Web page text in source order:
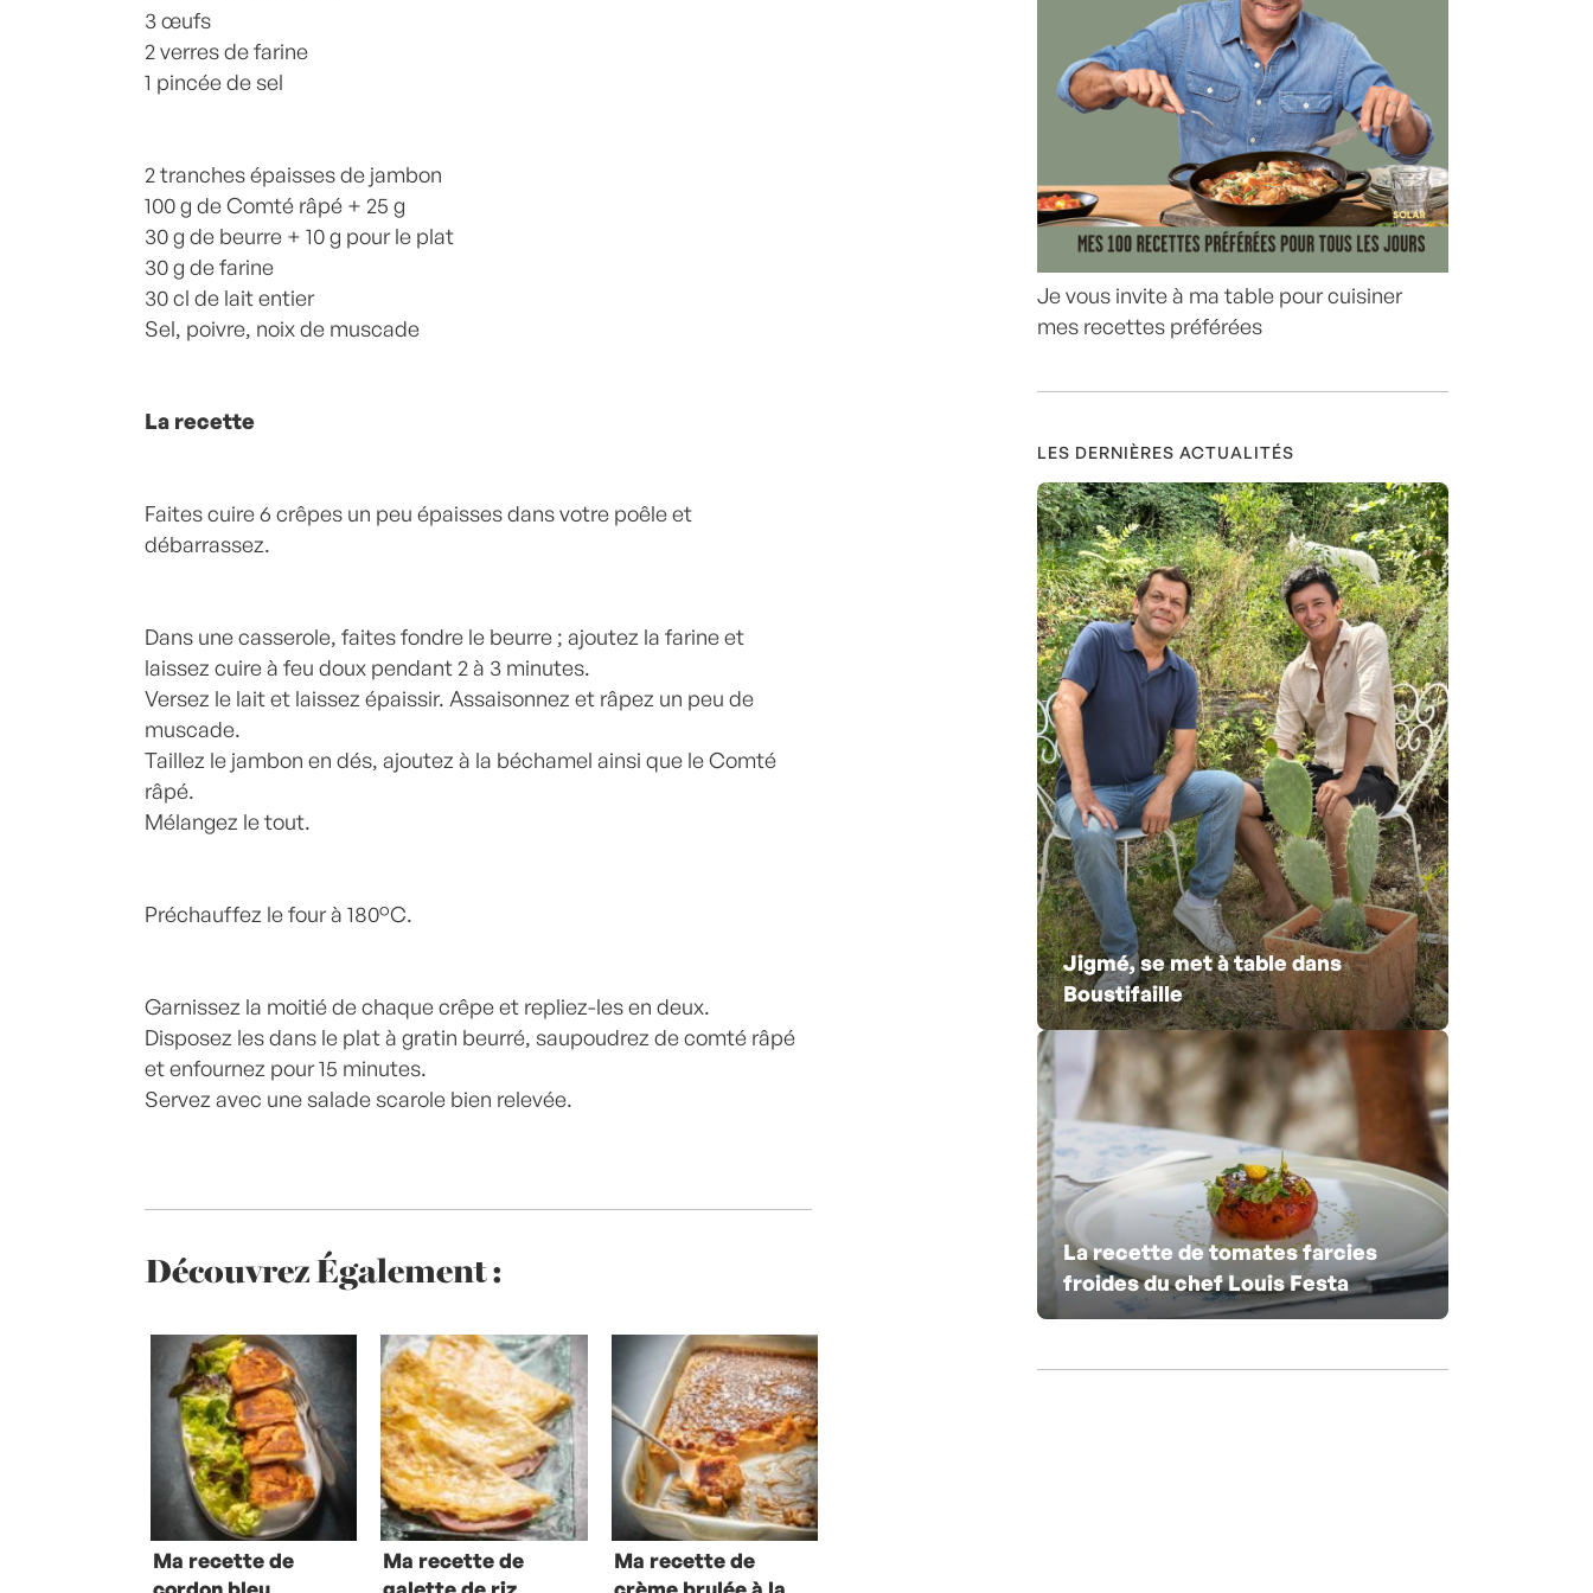
3 œufs
2 verres de farine
1 pincée de sel
2 tranches épaisses de jambon
100 g de Comté râpé + 25 g
30 g de beurre + 10 g pour le plat
30 g de farine
30 cl de lait entier
Sel, poivre, noix de muscade
La recette
Faites cuire 6 crêpes un peu épaisses dans votre poêle et
débarrassez.
Dans une casserole, faites fondre le beurre ; ajoutez la farine et
laissez cuire à feu doux pendant 2 à 3 minutes.
Versez le lait et laissez épaissir. Assaisonnez et râpez un peu de
muscade.
Taillez le jambon en dés, ajoutez à la béchamel ainsi que le Comté
râpé.
Mélangez le tout.
Préchauffez le four à 180°C.
Garnissez la moitié de chaque crêpe et repliez-les en deux.
Disposez les dans le plat à gratin beurré, saupoudrez de comté râpé
et enfournez pour 15 minutes.
Servez avec une salade scarole bien relevée.
Découvrez Également :
Ma recette de
Ma recette de
Ma recette de
Je vous invite à ma table pour cuisiner
mes recettes préférées
LES DERNIÈRES ACTUALITÉS
Jigmé, se met à table dans
Boustifaille
La recette de tomates farcies
froides du chef Louis Festa